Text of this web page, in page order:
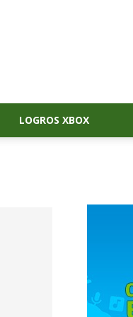
LOGROS XBOX